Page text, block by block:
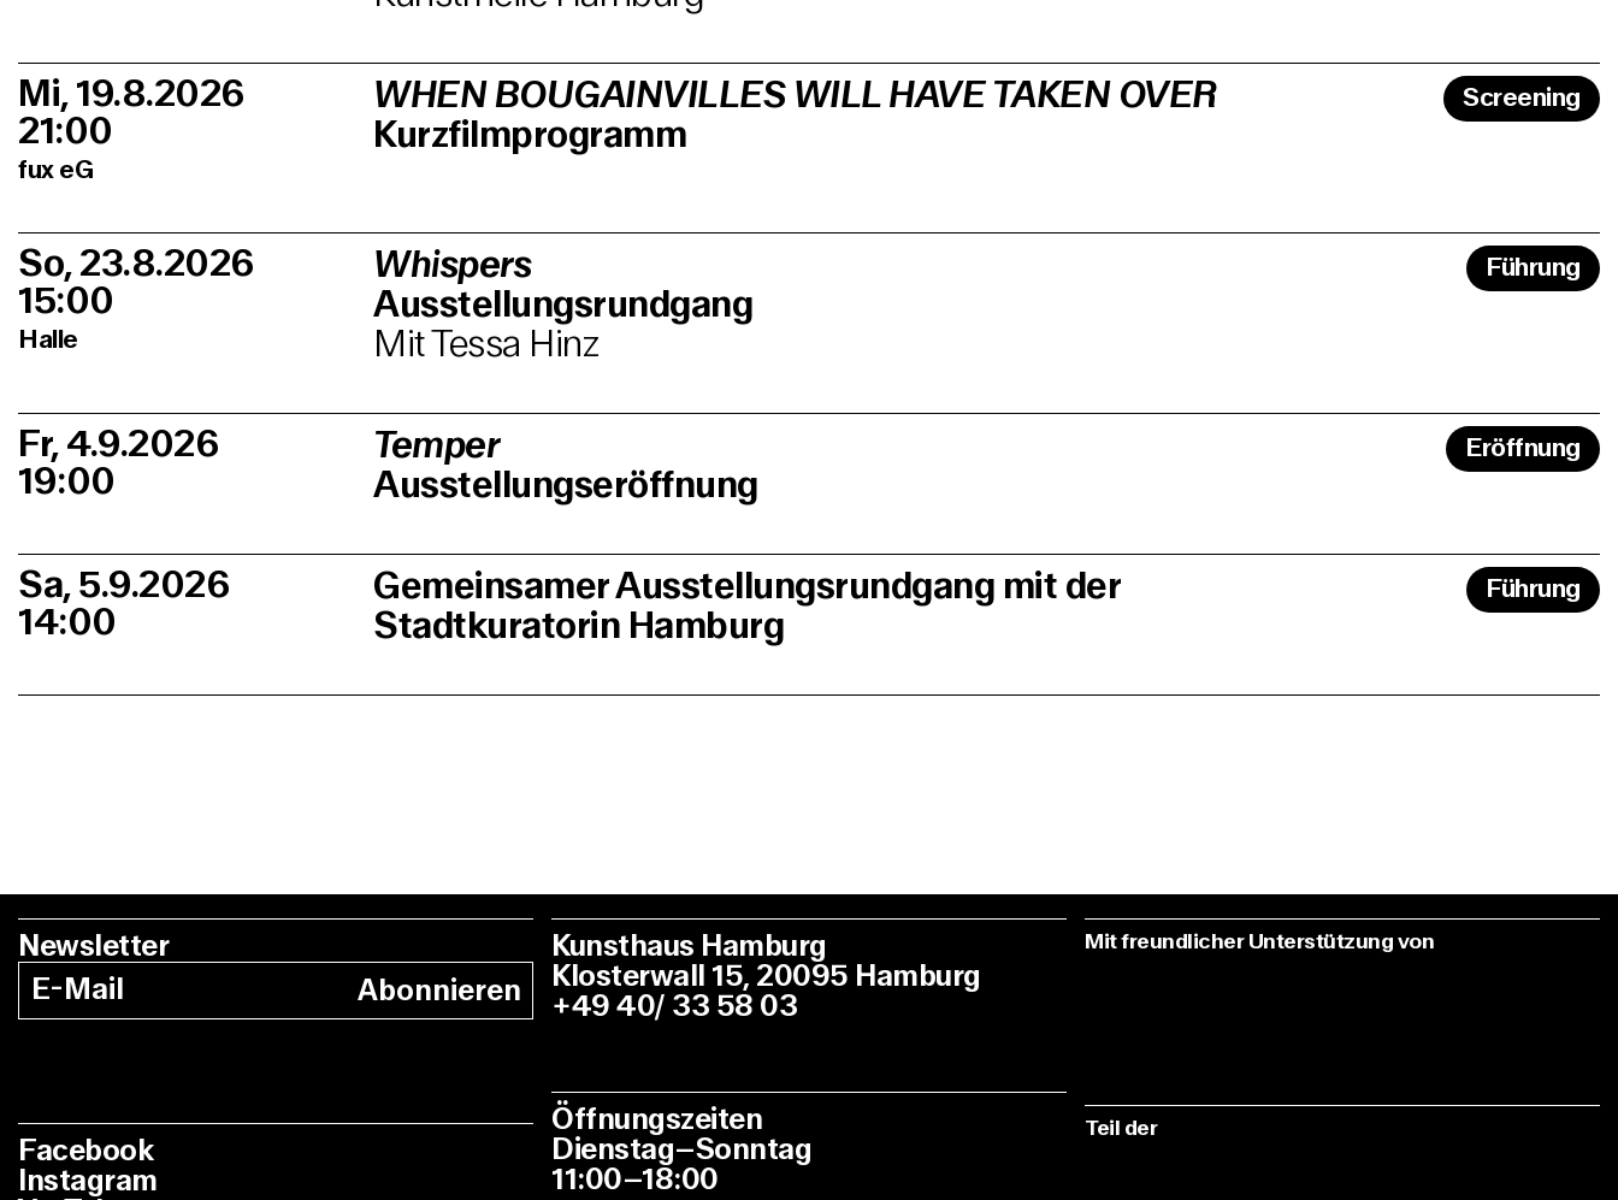
Mi, 19.8.2026
21:00
fux eG
WHEN BOUGAINVILLES WILL HAVE TAKEN OVER
Kurzfilmprogramm
Screening
So, 23.8.2026
15:00
Halle
Whispers
Ausstellungsrundgang
Mit Tessa Hinz
Führung
Fr, 4.9.2026
19:00
Temper
Ausstellungseröffnung
Eröffnung
Sa, 5.9.2026
14:00
Gemeinsamer Ausstellungsrundgang mit der
Stadtkuratorin Hamburg
Führung
Newsletter
Abonnieren
Facebook
Instagram
Kunsthaus Hamburg
Klosterwall 15, 20095 Hamburg
+49 40/ 33 58 03
Öffnungszeiten
Dienstag–Sonntag
11:00–18:00
Mit freundlicher Unterstützung von
Teil der